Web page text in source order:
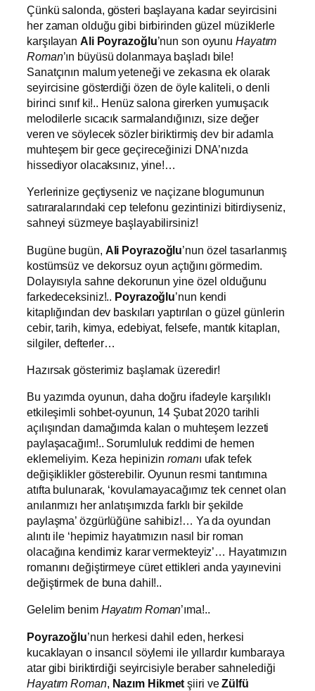
Çünkü salonda, gösteri başlayana kadar seyircisini
her zaman olduğu gibi birbirinden güzel müziklerle
karşılayan Ali Poyrazoğlu’nun son oyunuHayatım
Roman’ın büyüsü dolanmaya başladı bile!
Sanatçının malum yeteneği ve zekasına ek olarak
seyircisine gösterdiği özen de öyle kaliteli, o denli
birinci sınıf ki!.. Henüz salona girerken yumuşacık
melodilerle sıcacık sarmalandığınızı, size değer
veren ve söylecek sözler biriktirmiş dev bir adamla
muhteşem bir gece geçireceğinizi DNA’nızda
hissediyor olacaksınız, yine!…
Yerlerinize geçtiyseniz ve naçizane blogumunun
satıraralarındaki cep telefonu gezintinizi bitirdiyseniz,
sahneyi süzmeye başlayabilirsiniz!
Bugüne bugün, Ali Poyrazoğlu’nun özel tasarlanmış
kostümsüz ve dekorsuz oyun açtığını görmedim.
Dolayısıyla sahne dekorunun yine özel olduğunu
farkedeceksiniz!.. Poyrazoğlu’nun kendi
kitaplığından dev baskıları yaptırılan o güzel günlerin
cebir, tarih, kimya, edebiyat, felsefe, mantık kitapları,
silgiler, defterler…
Hazırsak gösterimiz başlamak üzeredir!
Bu yazımda oyunun, daha doğru ifadeyle karşılıklı
etkileşimli sohbet-oyunun, 14 Şubat 2020 tarihli
açılışından damağımda kalan o muhteşem lezzeti
paylaşacağım!.. Sorumluluk reddimi de hemen
eklemeliyim. Keza hepinizinromanı ufak tefek
değişiklikler gösterebilir. Oyunun resmi tanıtımına
atıfta bulunarak, ‘kovulamayacağımız tek cennet olan
anılarımızı her anlatışımızda farklı bir şekilde
paylaşma’ özgürlüğüne sahibiz!… Ya da oyundan
alıntı ile ‘hepimiz hayatımızın nasıl bir roman
olacağına kendimiz karar vermekteyiz’… Hayatımızın
romanını değiştirmeye cüret ettikleri anda yayınevini
değiştirmek de buna dahil!..
Gelelim benim Hayatım Roman’ıma!..
Poyrazoğlu’nun herkesi dahil eden, herkesi
kucaklayan o insancıl söylemi ile yıllardır kumbaraya
atar gibi biriktirdiği seyircisiyle beraber sahnelediği
Hayatım Roman, Nazım Hikmet şiiri veZülfü